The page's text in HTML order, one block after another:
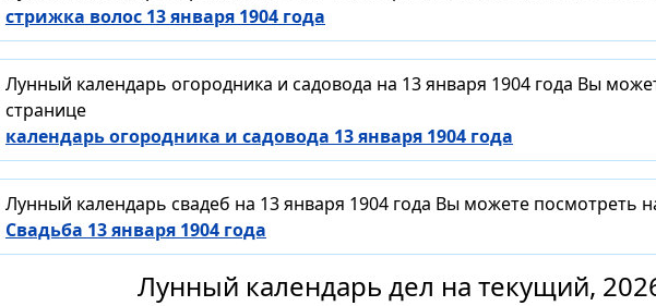
стрижка волос 13 января 1904 года
Лунный календарь огородника и садовода на 13 января 1904 года Вы
странице
календарь огородника и садовода 13 января 1904 года
Лунный календарь свадеб на 13 января 1904 года Вы можете посмотреть
Свадьба 13 января 1904 года
Лунный календарь дел на текущий,